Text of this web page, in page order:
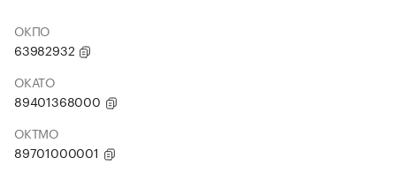
ОКПО
63982932
ОКАТО
89401368000
ОКТМО
89701000001